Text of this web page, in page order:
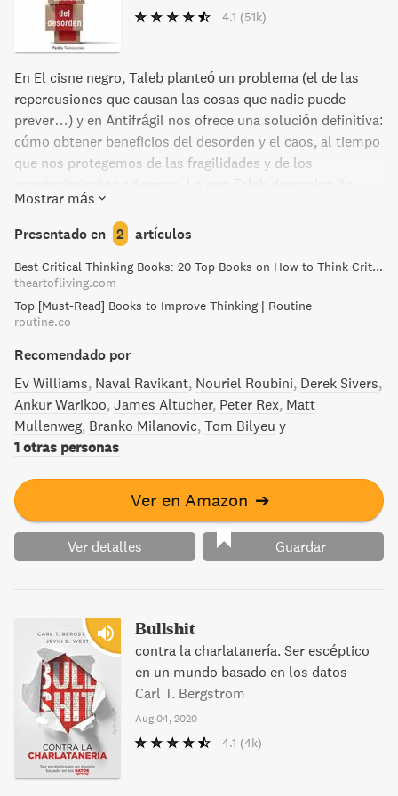
4.1 (51k)
En El cisne negro, Taleb planteó un problema (el de las
repercusiones que causan las cosas que nadie puede
prever…) y en Antifrágil nos ofrece una solución definitiva:
cómo obtener beneficios del desorden y el caos, al tiempo
que nos protegemos de las fragilidades y de los
antifrágil” va más allá de lo robusto, puesto que se
beneficia de los shocks, las incertidumbres y del estrés,
del mismo modo que los huesos humanos se robustecen
cuando están sometidos al estrés y a la tensión. Lo
“antifrágil” necesita el desorden para sobrevivir y florecer.
Taleb se centra en la incertidumbre como algo deseable,
de una forma antifrágil. Lo antifrágil es inmune a los
errores de predicción. Sumamente ambicioso y
multidisciplinario, nos ofrece un programa sobre cómo
comportarnos –y prosperar- en un mundo que no
comprendemos, y que es demasiado incierto como para
Taleb, documentado e ingenioso, es revolucionario: Lo que
no es antifrágil perecerá con toda seguridad.
Mostrar más
Presentado en 2 artículos
Best Critical Thinking Books: 20 Top Books on How to Think Critically
theartofliving.com
Top [Must-Read] Books to Improve Thinking | Routine
routine.co
Recomendado por
Ev Williams Naval Ravikant Nouriel Roubini Derek Sivers
Ankur Warikoo James Altucher Peter Rex Matt
Mullenweg Branko Milanovic Tom Bilyeu y
1 otras personas
Ver en Amazon ➔
Ver detalles Guardar
Bullshit
contra la charlatanería. Ser escéptico
en un mundo basado en los datos
Carl T. Bergstrom
Aug 04, 2020
4.1 (4k)